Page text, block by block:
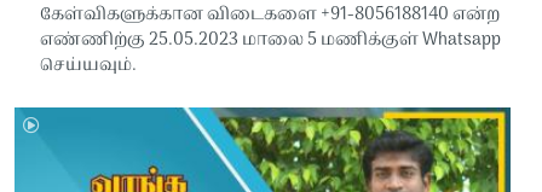
கேள்விகளுக்கான விடைகளை +91-8056188140 என்ற
எண்ணிற்கு 25.05.2023 மாலை 5 மணிக்குள் Whatsapp
செய்யவும்.